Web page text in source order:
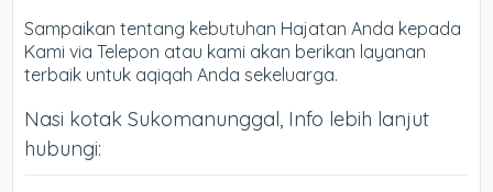
Sampaikan tentang kebutuhan Hajatan Anda kepada
Kami via Telepon atau kami akan berikan layanan
terbaik untuk aqiqah Anda sekeluarga.
Nasi kotak Sukomanunggal, Info lebih lanjut
hubungi: